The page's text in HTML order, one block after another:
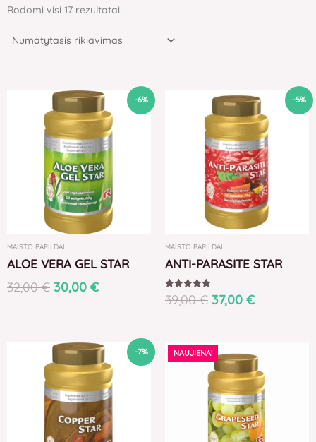
Rodomi visi 17 rezultatai
-6%
MAISTO PAPILDAI
ALOE VERA GEL STAR
32,00€
Original
price
was:
32,00 €.
30,00 €
Current
price
is:
30,00 €.
-5%
MAISTO PAPILDAI
ANTI-PARASITE STAR
Įvertinimas:
5.00
39,00€
Original
price
was:
39,00 €.
37,00 €
Current
price
is:
37,00 €.
-7%
Original
price
was:
30,00 €.
Current
price
is:
28,00 €.
NAUJIENA!